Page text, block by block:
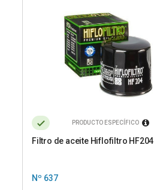
PRODUCTO ESPECÍFICO
Filtro de aceite Hiflofiltro HF204
Nº 637